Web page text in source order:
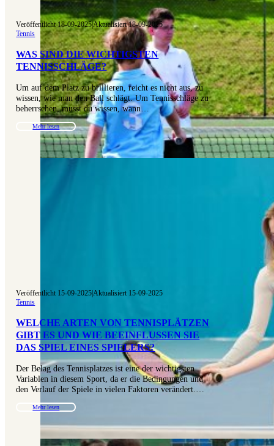
Veröffentlicht 18-09-2025|Aktualisiert 18-09-2025
Tennis
WAS SIND DIE WICHTIGSTEN
TENNISSCHLÄGE?
Um auf dem Platz zu brillieren, reicht es nicht aus, zu
wissen, wie man den Ball schlägt. Um Tennisschläge zu
beherrschen, musst du wissen, wann…
Mehr lesen
Veröffentlicht 15-09-2025|Aktualisiert 15-09-2025
Tennis
WELCHE ARTEN VON TENNISPLÄTZEN
GIBT ES UND WIE BEEINFLUSSEN SIE
DAS SPIEL EINES SPIELERS?
Der Belag des Tennisplatzes ist eine der wichtigsten
Variablen in diesem Sport, da er die Bedingungen und
den Verlauf der Spiele in vielen Faktoren verändert.…
Mehr lesen